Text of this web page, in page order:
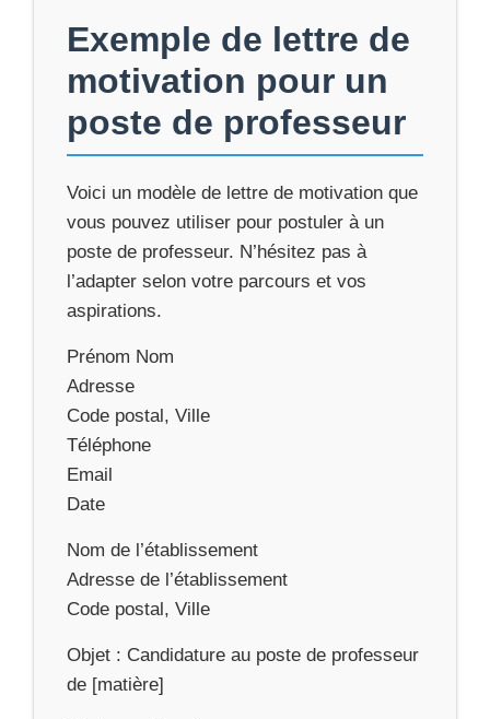
Exemple de lettre de
motivation pour un
poste de professeur
Voici un modèle de lettre de motivation que
vous pouvez utiliser pour postuler à un
poste de professeur. N’hésitez pas à
l’adapter selon votre parcours et vos
aspirations.
Prénom Nom
Adresse
Code postal, Ville
Téléphone
Email
Date
Nom de l’établissement
Adresse de l’établissement
Code postal, Ville
Objet : Candidature au poste de professeur
de [matière]